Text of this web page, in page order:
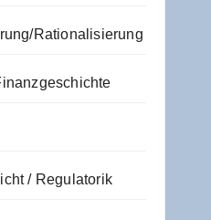
Rationalisierung
/ Regulatorik